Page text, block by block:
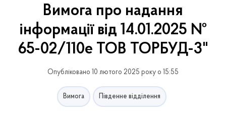
Вимога про надання
інформації від 14.01.2025 №
65-02/110е ТОВ ТОРБУД-3"
Опубліковано 10 лютого 2025 року о 15:55
Вимога Південне відділення